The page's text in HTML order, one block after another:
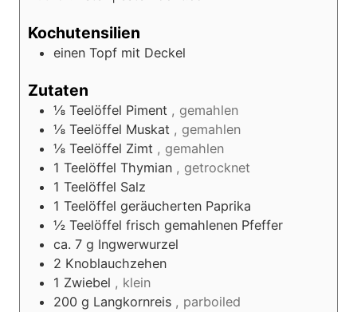
Kochutensilien
einen Topf mit Deckel
Zutaten
⅛ Teelöffel Piment , gemahlen
⅛ Teelöffel Muskat , gemahlen
⅛ Teelöffel Zimt , gemahlen
1 Teelöffel Thymian , getrocknet
1 Teelöffel Salz
1 Teelöffel geräucherten Paprika
½ Teelöffel frisch gemahlenen Pfeffer
ca. 7 g Ingwerwurzel
2 Knoblauchzehen
1 Zwiebel , klein
200 g Langkornreis , parboiled